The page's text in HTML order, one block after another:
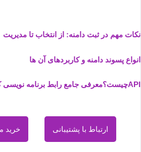
نکات مهم در ثبت دامنه: از انتخاب تا مدیریت
انواع پسوند دامنه و کاربردهای آن ها
APIچیست؟معرفی جامع رابط برنامه نویسی کاربردی و نحوه کارکرد آن
ارتباط با پشتیبانی خرید